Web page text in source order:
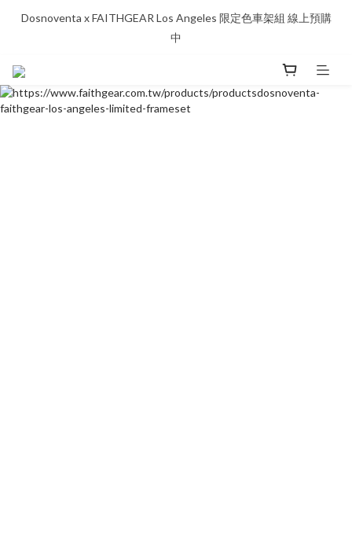
Dosnoventa x FAITHGEAR Los Angeles 限定色車架組 線上預購
中